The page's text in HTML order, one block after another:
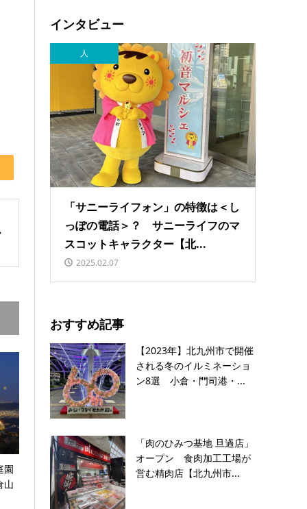
園
山
インタビュー
人
「サニーライフォン」の特徴は＜し
っぽの電話＞？ サニーライフのマ
スコットキャラクター【北...
2025.02.07
おすすめ記事
【2023年】北九州市で開催
される冬のイルミネーショ
ン8選 小倉・門司港・...
「肉のひみつ基地 旦過店」
オープン 食肉加工工場が
営む精肉店【北九州市...